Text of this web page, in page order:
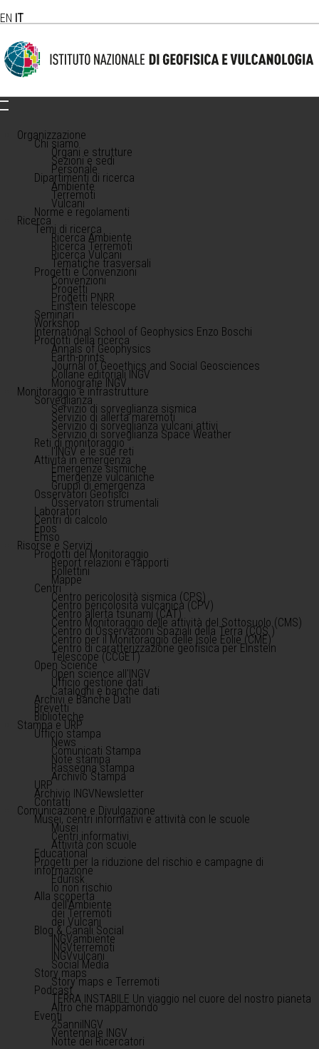
EN IT
Organizzazione
Chi siamo
Organi e strutture
Sezioni e sedi
Personale
Dipartimenti di ricerca
Ambiente
Terremoti
Vulcani
Norme e regolamenti
Ricerca
Temi di ricerca
Ricerca Ambiente
Ricerca Terremoti
Ricerca Vulcani
Tematiche trasversali
Progetti e Convenzioni
Convenzioni
Progetti
Progetti PNRR
Einstein telescope
Seminari
Workshop
International School of Geophysics Enzo Boschi
Prodotti della ricerca
Annals of Geophysics
Earth-prints
Journal of Geoethics and Social Geosciences
Collane editoriali INGV
Monografie INGV
Monitoraggio e infrastrutture
Sorveglianza
Servizio di sorveglianza sismica
Servizio di allerta maremoti
Servizio di sorveglianza vulcani attivi
Servizio di sorveglianza Space Weather
Reti di monitoraggio
l'INGV e le sue reti
Attività in emergenza
Emergenze sismiche
Emergenze vulcaniche
Gruppi di emergenza
Osservatori Geofisici
Osservatori strumentali
Laboratori
Centri di calcolo
Epos
Emso
Risorse e Servizi
Prodotti del Monitoraggio
Report relazioni e rapporti
Bollettini
Mappe
Centri
Centro pericolosità sismica (CPS)
Centro pericolosità vulcanica (CPV)
Centro allerta tsunami (CAT)
Centro Monitoraggio delle attività del Sottosuolo (CMS)
Centro di Osservazioni Spaziali della Terra (COS )
Centro per il Monitoraggio delle Isole Eolie (CME)
Centro di caratterizzazione geofisica per Einstein
Telescope (CCGET)
Open Science
Open science all'INGV
Ufficio gestione dati
Cataloghi e banche dati
Archivi e Banche Dati
Brevetti
Biblioteche
Stampa e URP
Ufficio stampa
News
Comunicati Stampa
Note stampa
Rassegna stampa
Archivio Stampa
URP
Archivio INGVNewsletter
Contatti
Comunicazione e Divulgazione
Musei, centri informativi e attività con le scuole
Musei
Centri informativi
Attività con scuole
Educational
Progetti per la riduzione del rischio e campagne di
informazione
Edurisk
Io non rischio
Alla scoperta
dell'Ambiente
dei Terremoti
dei Vulcani
Blog & Canali Social
INGVambiente
INGVterremoti
INGVvulcani
Social Media
Story maps
Story maps e Terremoti
Podcast
TERRA INSTABILE Un viaggio nel cuore del nostro pianeta
Altro che mappamondo
Eventi
25anniINGV
Ventennale INGV
Notte dei Ricercatori